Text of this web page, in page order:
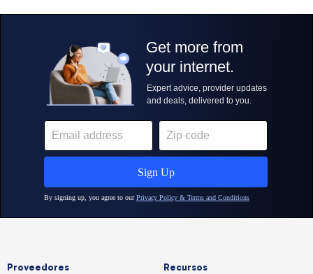
Proveedores Recursos